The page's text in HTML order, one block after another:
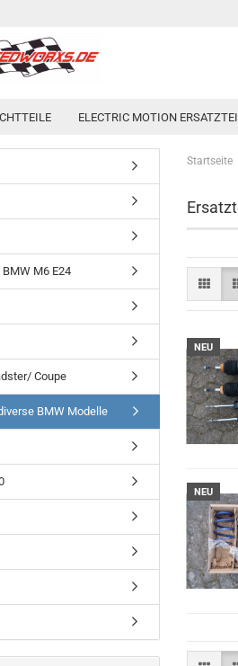
ELECTRIC MOTION
Startseite
NEU
NEU
M6 E24
Coupe
BMW Modelle